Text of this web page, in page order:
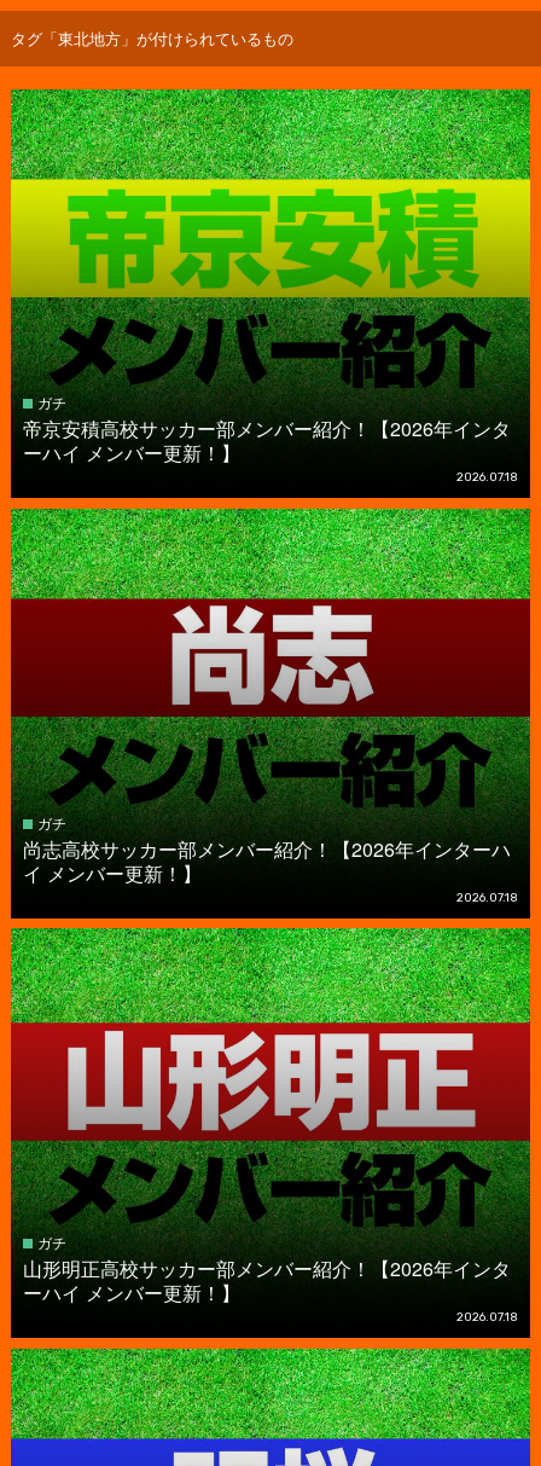
タグ「東北地方」が付けられているもの
ガチ
帝京安積高校サッカー部メンバー紹介！【2026年インタ
ーハイ メンバー更新！】
2026.07.18
ガチ
尚志高校サッカー部メンバー紹介！【2026年インターハ
イ メンバー更新！】
2026.07.18
ガチ
山形明正高校サッカー部メンバー紹介！【2026年インタ
ーハイ メンバー更新！】
2026.07.18